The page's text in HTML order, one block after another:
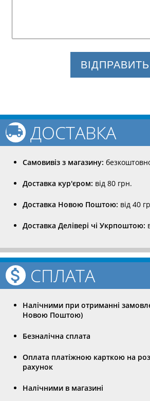
ВІДПРАВИТЬ
ДОСТАВКА
Самовивіз з магазину:
Доставка кур'єром: від 80 грн.
Доставка Новою Поштою: від 40
Доставка Делівері чі Укрпоштою:
СПЛАТА
Налічними при отриманні
Новою Поштою)
Безналічна сплата
Оплата платіжною карткою на
рахунок
Налічними в магазині